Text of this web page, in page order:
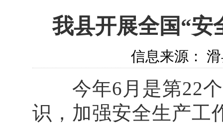
我县开展全国“安
信息来源：
今年6月是第22个
识，加强安全生产工